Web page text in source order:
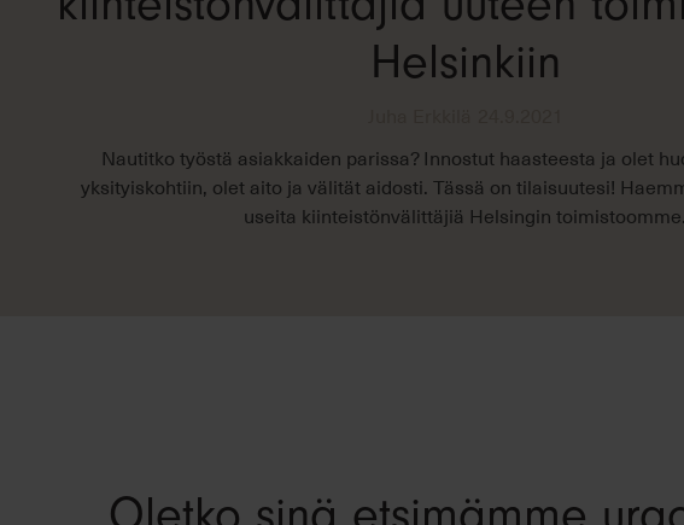
Helsinkiin
Nautitko työstä asiakkaiden parissa? Innostut haasteesta ja olet
yksityiskohtiin, olet aito ja välität aidosti. Tässä on tilaisuutesi!
useita kiinteistönvälittäjiä Helsingin toimistoomme.